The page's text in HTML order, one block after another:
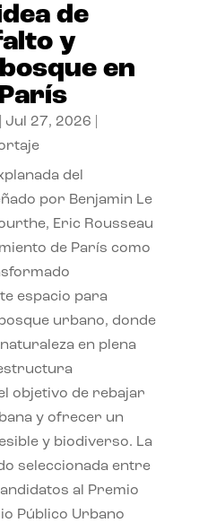
de
y
en
Jul 27, 2026
del
por Benjamin Le
Eric Rousseau
de París como
espacio para
urbano, donde
en plena
objetivo de rebajar
y ofrecer un
y biodiverso. La
seleccionada entre
al Premio
Público Urbano